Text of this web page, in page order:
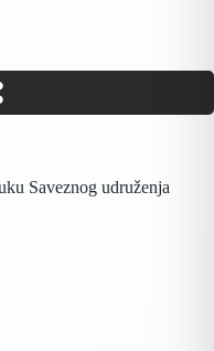
Saveznog udruženja